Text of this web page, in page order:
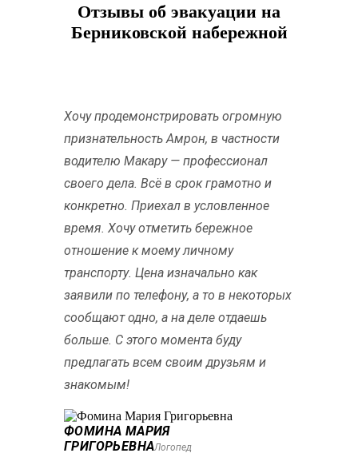
Отзывы об эвакуации на
Берниковской набережной
Хочу продемонстрировать огромную
признательность Амрон, в частности
водителю Макару — профессионал
своего дела. Всё в срок грамотно и
конкретно. Приехал в условленное
время. Хочу отметить бережное
отношение к моему личному
транспорту. Цена изначально как
заявили по телефону, а то в некоторых
сообщают одно, а на деле отдаешь
больше. С этого момента буду
предлагать всем своим друзьям и
знакомым!
ФОМИНА МАРИЯ
ГРИГОРЬЕВНАЛогопед